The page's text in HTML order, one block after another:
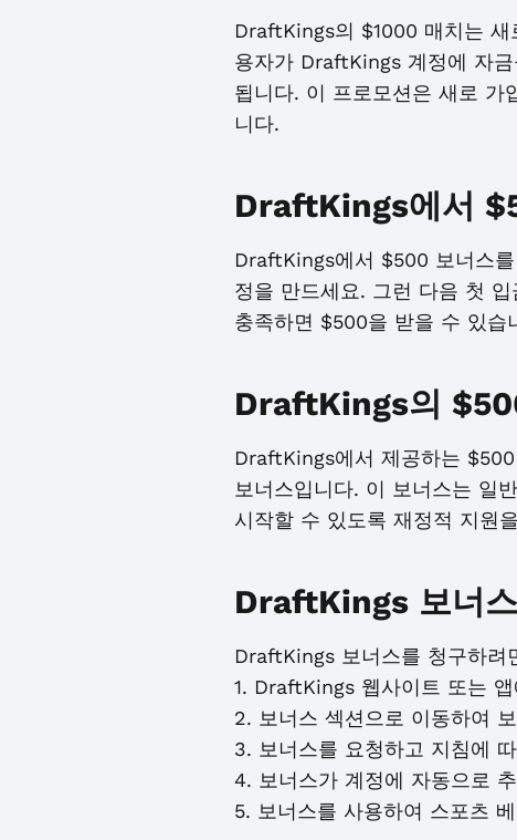
DraftKings의 $1000 매치는 새
용자가 DraftKings 계정에 자
됩니다. 이 프로모션은 새로 가
니다.
DraftKings에서
DraftKings에서 $500 보너스
정을 만드세요. 그런 다음 첫
충족하면 $500을 받을 수 있습
DraftKings의
DraftKings에서 제공하는
보너스입니다. 이 보너스는 일
시작할 수 있도록 재정적 지원
DraftKings 보너
DraftKings 보너스를 청구하려
1. DraftKings 웹사이트 또는
2. 보너스 섹션으로 이동하여
3. 보너스를 요청하고 지침에
4. 보너스가 계정에 자동으로
5. 보너스를 사용하여 스포츠